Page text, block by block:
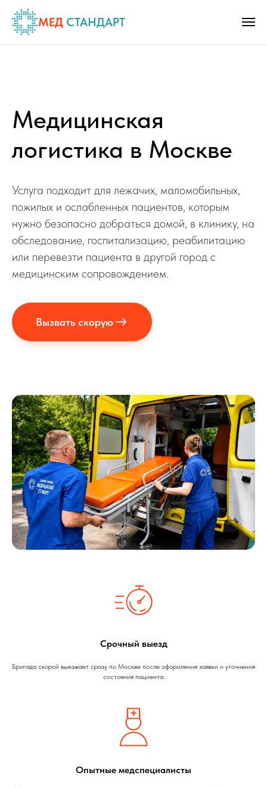
МЕД СТАНДАРТ
Медицинская
логистика в Москве
Услуга подходит для лежачих, маломобильных,
пожилых и ослабленных пациентов, которым
нужно безопасно добраться домой, в клинику, на
обследование, госпитализацию, реабилитацию
или перевезти пациента в другой город с
медицинским сопровождением.
Вызвать скорую
Срочный выезд
Бригада скорой выезжает сразу по Москве после оформления заявки и уточнения
состояния пациента.
Опытные медспециалисты